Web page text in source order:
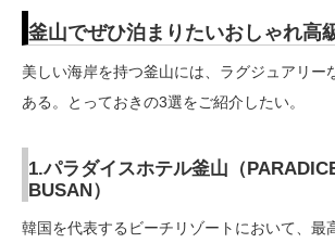
釜山でぜひ泊まりたいおしゃれ高
美しい海岸を持つ釜山には、ラグジュアリー
ある。とっておきの3選をご紹介したい。
1.パラダイスホテル釜山（
BUSAN）
韓国を代表するビーチリゾートにおいて、最